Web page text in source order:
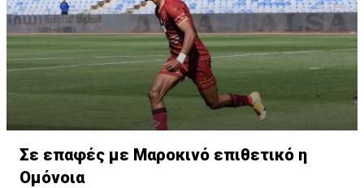
Σε επαφές με Μαροκινό επιθετικό η
Ομόνοια